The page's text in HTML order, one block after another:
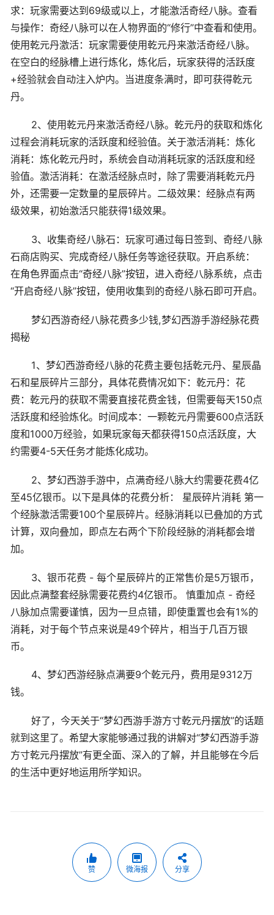
求：玩家需要达到69级或以上，才能激活奇经八脉。查看
与操作：奇经八脉可以在人物界面的“修行”中查看和使用。
使用乾元丹激活：玩家需要使用乾元丹来激活奇经八脉。
在空白的经脉槽上进行炼化，炼化后，玩家获得的活跃度
+经验就会自动注入炉内。当进度条满时，即可获得乾元
丹。
2、使用乾元丹来激活奇经八脉。乾元丹的获取和炼化
过程会消耗玩家的活跃度和经验值。关于激活消耗：炼化
消耗：炼化乾元丹时，系统会自动消耗玩家的活跃度和经
验值。激活消耗：在激活经脉点时，除了需要消耗乾元丹
外，还需要一定数量的星辰碎片。二级效果：经脉点有两
级效果，初始激活只能获得1级效果。
3、收集奇经八脉石：玩家可通过每日签到、奇经八脉
石商店购买、完成奇经八脉任务等途径获取。开启系统：
在角色界面点击“奇经八脉”按钮，进入奇经八脉系统，点击
“开启奇经八脉”按钮，使用收集到的奇经八脉石即可开启。
梦幻西游奇经八脉花费多少钱,梦幻西游手游经脉花费
揭秘
1、梦幻西游奇经八脉的花费主要包括乾元丹、星辰晶
石和星辰碎片三部分，具体花费情况如下：乾元丹：花
费：乾元丹的获取不需要直接花费金钱，但需要每天150点
活跃度和经验炼化。时间成本：一颗乾元丹需要600点活跃
度和1000万经验，如果玩家每天都获得150点活跃度，大
约需要4-5天任务才能炼化成功。
2、梦幻西游手游中，点满奇经八脉大约需要花费4亿
至45亿银币。以下是具体的花费分析： 星辰碎片消耗 第一
个经脉激活需要100个星辰碎片。经脉消耗以已叠加的方式
计算，双向叠加，即点左右两个下阶段经脉的消耗都会增
加。
3、银币花费 - 每个星辰碎片的正常售价是5万银币，
因此点满整套经脉需要花费约4亿银币。 慎重加点 - 奇经
八脉加点需要谨慎，因为一旦点错，即使重置也会有1%的
消耗，对于每个节点来说是49个碎片，相当于几百万银
币。
4、梦幻西游经脉点满要9个乾元丹，费用是9312万
钱。
好了，今天关于“梦幻西游手游方寸乾元丹摆放”的话题
就到这里了。希望大家能够通过我的讲解对“梦幻西游手游
方寸乾元丹摆放”有更全面、深入的了解，并且能够在今后
的生活中更好地运用所学知识。
赞 微海报 分享